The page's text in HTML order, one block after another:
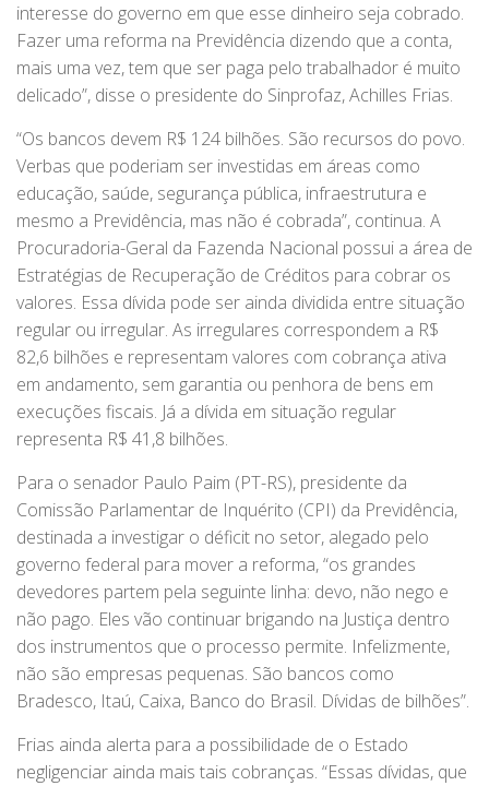
interesse do governo em que esse dinheiro seja cobrado.
Fazer uma reforma na Previdência dizendo que a conta,
mais uma vez, tem que ser paga pelo trabalhador é muito
delicado”, disse o presidente do Sinprofaz, Achilles Frias.
“Os bancos devem R$ 124 bilhões. São recursos do povo.
Verbas que poderiam ser investidas em áreas como
educação, saúde, segurança pública, infraestrutura e
mesmo a Previdência, mas não é cobrada”, continua. A
Procuradoria-Geral da Fazenda Nacional possui a área de
Estratégias de Recuperação de Créditos para cobrar os
valores. Essa dívida pode ser ainda dividida entre situação
regular ou irregular. As irregulares correspondem a R$
82,6 bilhões e representam valores com cobrança ativa
em andamento, sem garantia ou penhora de bens em
execuções fiscais. Já a dívida em situação regular
representa R$ 41,8 bilhões.
Para o senador Paulo Paim (PT-RS), presidente da
Comissão Parlamentar de Inquérito (CPI) da Previdência,
destinada a investigar o déficit no setor, alegado pelo
governo federal para mover a reforma, “os grandes
devedores partem pela seguinte linha: devo, não nego e
não pago. Eles vão continuar brigando na Justiça dentro
dos instrumentos que o processo permite. Infelizmente,
não são empresas pequenas. São bancos como
Bradesco, Itaú, Caixa, Banco do Brasil. Dívidas de bilhões”.
Frias ainda alerta para a possibilidade de o Estado
negligenciar ainda mais tais cobranças. “Essas dívidas, que